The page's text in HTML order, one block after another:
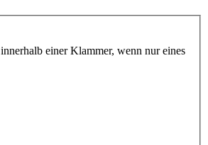
innerhalb einer Klammer, wenn nur eines